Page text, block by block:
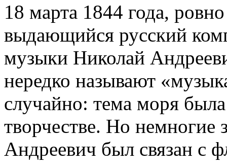
18 марта 1844 года,
выдающийся русский
музыки Николай
нередко называют
случайно: тема моря
творчестве. Но немногие
Андреевич был связан с